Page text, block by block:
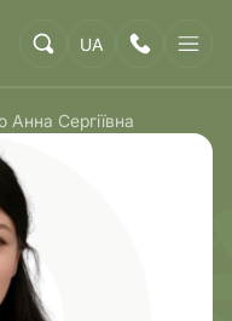
UA
Анна Сергіївна